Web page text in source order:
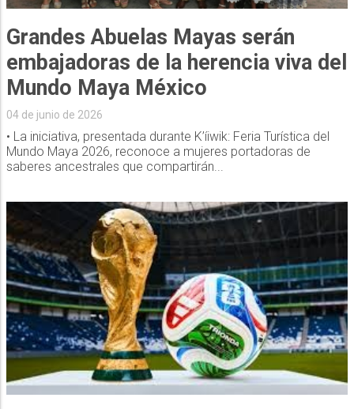
Grandes Abuelas Mayas serán
embajadoras de la herencia viva del
Mundo Maya México
04 de junio de 2026
• La iniciativa, presentada durante K’íiwik: Feria Turística del
Mundo Maya 2026, reconoce a mujeres portadoras de
saberes ancestrales que compartirán...